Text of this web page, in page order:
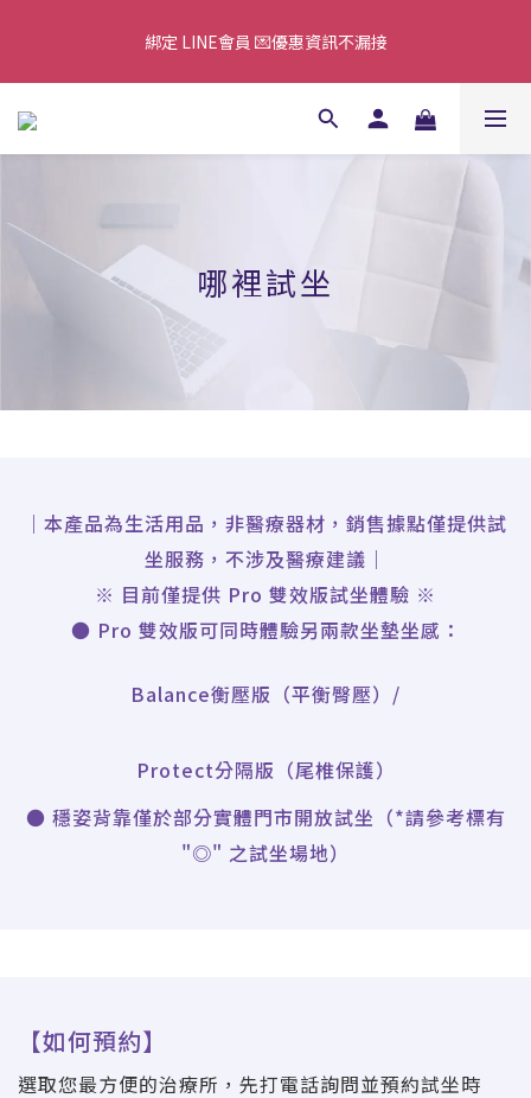
禮！
綁定 LINE會員 💌優惠資訊不漏接
⚠️8/7-8/13配合國家防空演習，官網下單可能受到影響，建議避開
7/25–8/10 父親節優惠🎁全館免運52折起 滿額滿額累贈超值好
哪裡試坐
｜本產品為生活用品，非醫療器材，銷售據點僅提供試
坐服務，不涉及醫療建議｜
※ 目前僅提供 Pro 雙效版試坐體驗 ※
● Pro 雙效版可同時體驗另兩款坐墊坐感：
Balance衡壓版（平衡臀壓）/
Protect分隔版（尾椎保護）
● 穩姿背靠僅於部分實體門市開放試坐（*請參考標有
"◎" 之試坐場地）
【如何預約】
選取您最方便的治療所，先打電話詢問並預約試坐時